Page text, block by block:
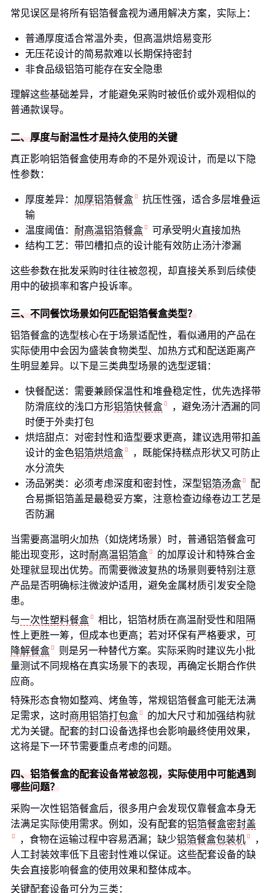
常见误区是将所有铝箔餐盒视为通用解决方案，实际上：
普通厚度适合常温外卖，但高温烘焙易变形
无压花设计的简易款难以长期保持密封
非食品级铝箔可能存在安全隐患
理解这些基础差异，才能避免采购时被低价或外观相似的
普通款误导。
二、厚度与耐温性才是持久使用的关键
真正影响铝箔餐盒使用寿命的不是外观设计，而是以下隐
性参数：
厚度差异： 加厚铝箔餐盒
抗压性强，适合多层堆叠运
输
温度阈值： 耐高温铝箔餐盒
可承受明火直接加热
结构工艺：带凹槽扣点的设计能有效防止汤汁渗漏
这些参数在批发采购时往往被忽视，却直接关系到后续使
用中的破损率和客户投诉率。
三、不同餐饮场景如何匹配铝箔餐盒类型？
铝箔餐盒的选型核心在于场景适配性，看似通用的产品在
实际使用中会因为盛装食物类型、加热方式和配送距离产
生明显差异。以下是三类典型场景的选型逻辑：
快餐配送：需要兼顾保温性和堆叠稳定性，优先选择带
防滑底纹的浅口方形铝箔快餐盒
，避免汤汁洒漏的同
时便于外卖打包
烘焙甜点：对密封性和造型要求更高，建议选用带扣盖
设计的金色铝箔烘焙盒
，既能保持糕点形状又可防止
水分流失
汤品粥类：必须考虑深度和密封性，深型铝箔汤盒
配
合易撕铝箔盖是最稳妥方案，注意检查边缘卷边工艺是
否防漏
当需要高温明火加热（如烧烤场景）时，普通铝箔餐盒可
能出现变形，这时耐高温铝箔盒
的加厚设计和特殊合金
处理就显现出优势。而需要微波复热的场景则要特别注意
产品是否明确标注微波炉适用，避免金属材质引发安全隐
患。
与一次性塑料餐盒
相比，铝箔材质在高温耐受性和阻隔
性上更胜一筹，但成本也更高；若对环保有严格要求， 可
降解餐盒
则是另一种替代方案。实际采购时建议先小批
量测试不同规格在真实场景下的表现，再确定长期合作供
应商。
特殊形态食物如整鸡、烤鱼等，常规铝箔餐盒可能无法满
足需求，这时商用铝箔打包盒
的加大尺寸和加强结构就
尤为关键。配套的封口设备选择也会影响最终使用效果，
这将是下一环节需要重点考虑的问题。
四、铝箔餐盒的配套设备常被忽视，实际使用中可能遇到
哪些问题？
采购一次性铝箔餐盒后，很多用户会发现仅靠餐盒本身无
法满足实际使用需求。例如，没有配套的铝箔餐盒密封盖
，食物在运输过程中容易洒漏；缺少铝箔餐盒包装机
，
人工封装效率低下且密封性难以保证。这些配套设备的缺
失会直接影响餐盒的使用效果和整体成本。
关键配套设备可分为三类：